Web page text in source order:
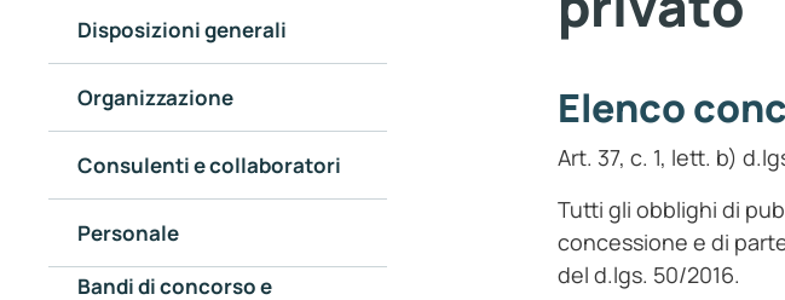
Disposizioni generali
Organizzazione
Consulenti e collaboratori
Personale
Bandi di concorso e
Elenco
Art. 37, c. 1, lett. b)
Tutti gli obblighi di
concessione e di
del d.lgs. 50/2016.